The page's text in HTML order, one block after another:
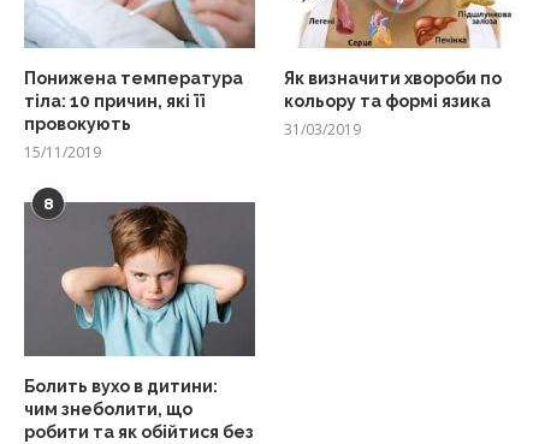
Понижена температура
тіла: 10 причин, які її
провокують
15/11/2019
Як визначити хвороби по
кольору та формі язика
31/03/2019
8
Болить вухо в дитини:
чим знеболити, що
робити та як обійтися без